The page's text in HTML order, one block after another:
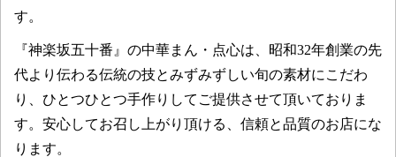
す。
『神楽坂五十番』の中華まん・点心は、昭和32年創業の先
代より伝わる伝統の技とみずみずしい旬の素材にこだわ
り、ひとつひとつ手作りしてご提供させて頂いておりま
す。安心してお召し上がり頂ける、信頼と品質のお店にな
ります。